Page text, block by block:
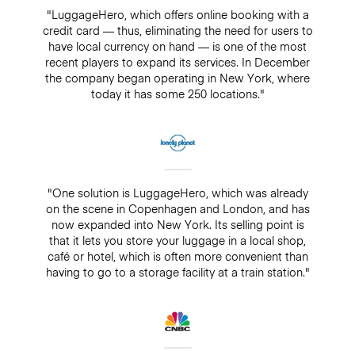
"LuggageHero, which offers online booking with a
credit card — thus, eliminating the need for users to
have local currency on hand — is one of the most
recent players to expand its services. In December
the company began operating in New York, where
today it has some 250 locations."
"One solution is LuggageHero, which was already
on the scene in Copenhagen and London, and has
now expanded into New York. Its selling point is
that it lets you store your luggage in a local shop,
café or hotel, which is often more convenient than
having to go to a storage facility at a train station."